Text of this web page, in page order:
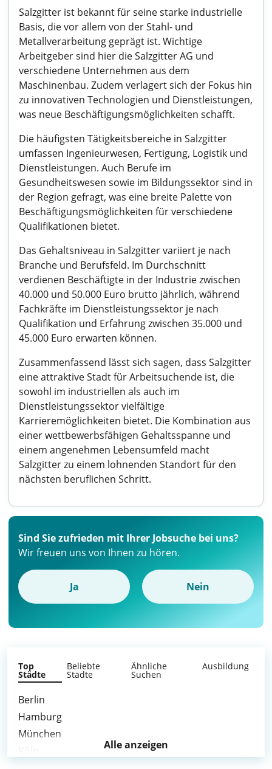
Salzgitter ist bekannt für seine starke industrielle
Basis, die vor allem von der Stahl- und
Metallverarbeitung geprägt ist. Wichtige
Arbeitgeber sind hier die Salzgitter AG und
verschiedene Unternehmen aus dem
Maschinenbau. Zudem verlagert sich der Fokus hin
zu innovativen Technologien und Dienstleistungen,
was neue Beschäftigungsmöglichkeiten schafft.
Die häufigsten Tätigkeitsbereiche in Salzgitter
umfassen Ingenieurwesen, Fertigung, Logistik und
Dienstleistungen. Auch Berufe im
Gesundheitswesen sowie im Bildungssektor sind in
der Region gefragt, was eine breite Palette von
Beschäftigungsmöglichkeiten für verschiedene
Qualifikationen bietet.
Das Gehaltsniveau in Salzgitter variiert je nach
Branche und Berufsfeld. Im Durchschnitt
verdienen Beschäftigte in der Industrie zwischen
40.000 und 50.000 Euro brutto jährlich, während
Fachkräfte im Dienstleistungssektor je nach
Qualifikation und Erfahrung zwischen 35.000 und
45.000 Euro erwarten können.
Zusammenfassend lässt sich sagen, dass Salzgitter
eine attraktive Stadt für Arbeitsuchende ist, die
sowohl im industriellen als auch im
Dienstleistungssektor vielfältige
Karrieremöglichkeiten bietet. Die Kombination aus
einer wettbewerbsfähigen Gehaltsspanne und
einem angenehmen Lebensumfeld macht
Salzgitter zu einem lohnenden Standort für den
nächsten beruflichen Schritt.
Sind Sie zufrieden mit Ihrer Jobsuche bei uns?
Wir freuen uns von Ihnen zu hören.
Ja Nein
Top
Städte
Beliebte
Städte
Ähnliche
Suchen
Ausbildung
Berlin
Hamburg
München
Alle anzeigen